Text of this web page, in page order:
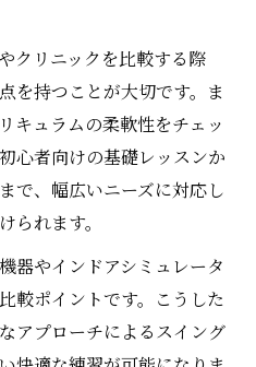
ン初心者の不安を解消
者におすすめな理由と
の活用で上達を実感し
く上達ポイント紹介
ンで成果を出すための工
クリニックを比較する際
を持つことが大切です。ま
キュラムの柔軟性をチェッ
心者向けの基礎レッスンか
で、幅広いニーズに対応し
られます。
器やインドアシミュレータ
較ポイントです。こうした
アプローチによるスイング